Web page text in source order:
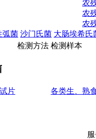
农
农
农
弧菌 沙门氏菌 大肠埃希氏
检测方法 检测样本
片 各类生、熟